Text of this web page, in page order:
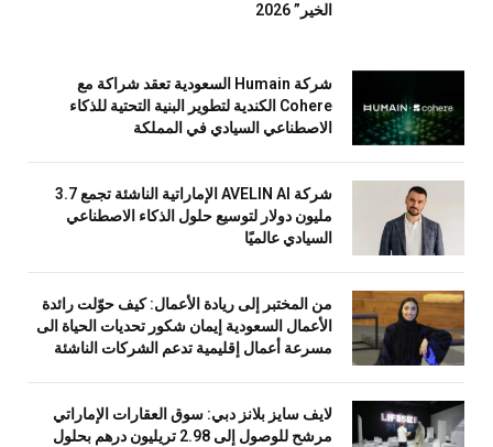
الخير” 2026
شركة Humain السعودية تعقد شراكة مع
Cohere الكندية لتطوير البنية التحتية للذكاء
الاصطناعي السيادي في المملكة
شركة AVELIN AI الإماراتية الناشئة تجمع 3.7
مليون دولار لتوسيع حلول الذكاء الاصطناعي
السيادي عالميًا
من المختبر إلى ريادة الأعمال: كيف حوّلت رائدة
الأعمال السعودية إيمان شكور تحديات الحياة الى
مسرعة أعمال إقليمية تدعم الشركات الناشئة
لايف سايز بلانز دبي: سوق العقارات الإماراتي
مرشح للوصول إلى 2.98 تريليون درهم بحلول